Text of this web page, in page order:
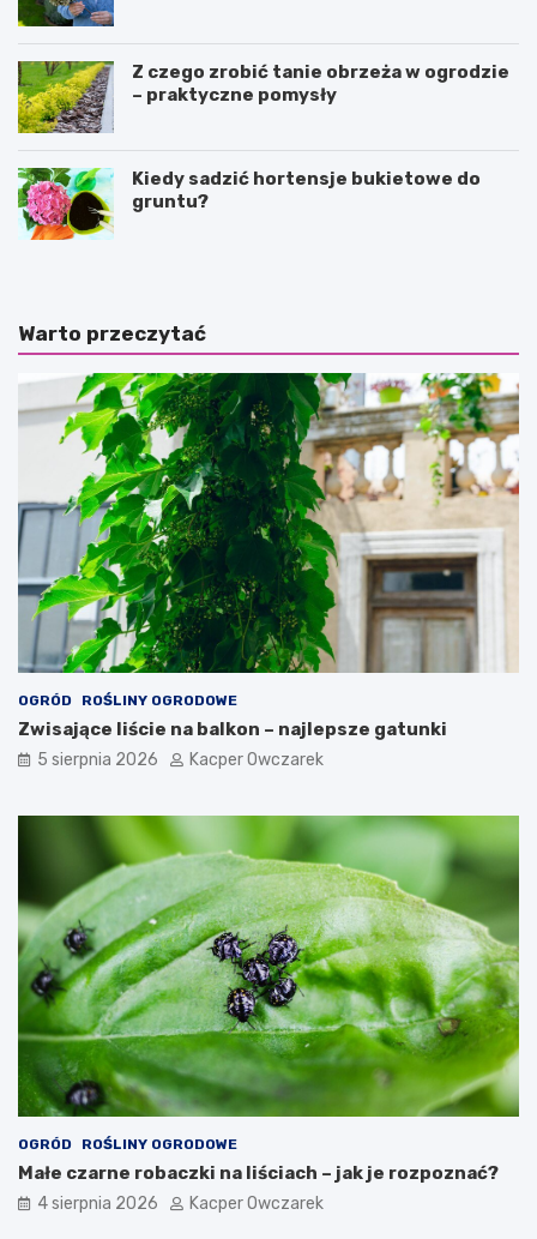
Z czego zrobić tanie obrzeża w ogrodzie
– praktyczne pomysły
Kiedy sadzić hortensje bukietowe do
gruntu?
Warto przeczytać
OGRÓD ROŚLINY OGRODOWE
Zwisające liście na balkon – najlepsze gatunki
5 sierpnia 2026 Kacper Owczarek
OGRÓD ROŚLINY OGRODOWE
Małe czarne robaczki na liściach – jak je rozpoznać?
4 sierpnia 2026 Kacper Owczarek